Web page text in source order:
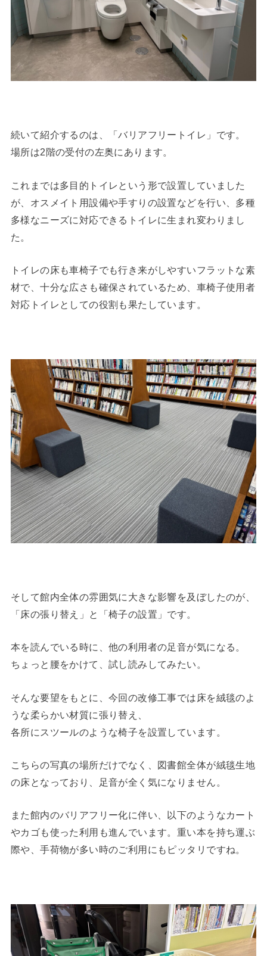
続いて紹介するのは、「バリアフリートイレ」です。
場所は2階の受付の左奥にあります。
これまでは多目的トイレという形で設置していました
が、オスメイト用設備や手すりの設置などを行い、多種
多様なニーズに対応できるトイレに生まれ変わりまし
た。
トイレの床も車椅子でも行き来がしやすいフラットな素
材で、十分な広さも確保されているため、車椅子使用者
対応トイレとしての役割も果たしています。
そして館内全体の雰囲気に大きな影響を及ぼしたのが、
「床の張り替え」と「椅子の設置」です。
本を読んでいる時に、他の利用者の足音が気になる。
ちょっと腰をかけて、試し読みしてみたい。
そんな要望をもとに、今回の改修工事では床を絨毯のよ
うな柔らかい材質に張り替え、
各所にスツールのような椅子を設置しています。
こちらの写真の場所だけでなく、図書館全体が絨毯生地
の床となっており、足音が全く気になりません。
また館内のバリアフリー化に伴い、以下のようなカート
やカゴも使った利用も進んでいます。重い本を持ち運ぶ
際や、手荷物が多い時のご利用にもピッタリですね。